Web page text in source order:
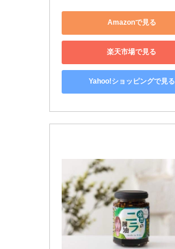
Amazonで見る
楽天市場で見る
Yahoo!ショッピングで見る